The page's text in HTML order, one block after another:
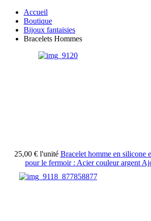
Accueil
Boutique
Bijoux fantaisies
Bracelets Hommes
25,00 € l'unité Bracelet homme en silicone
pour le fermoir : Acier couleur argent